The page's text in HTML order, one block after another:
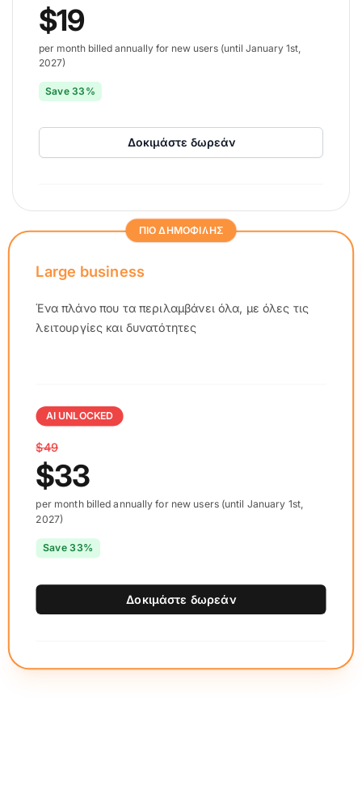
$19
per month billed annually for new users (until January 1st,
2027)
Save 33%
Δοκιμάστε δωρεάν
ΠΙΟ ΔΗΜΟΦΙΛΗΣ
Large business
Ένα πλάνο που τα περιλαμβάνει όλα, με όλες τις
λειτουργίες και δυνατότητες
AI UNLOCKED
$49
$33
per month billed annually for new users (until January 1st,
2027)
Save 33%
Δοκιμάστε δωρεάν